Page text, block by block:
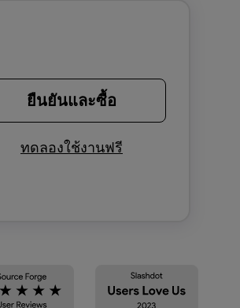
ยืนยันและซื้อ
ทดลองใช้งานฟรี